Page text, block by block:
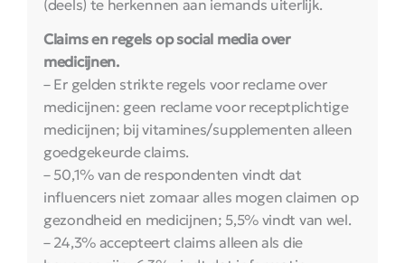
(deels) te herkennen aan iemands uiterlijk.
Claims en regels op social media over
medicijnen.
– Er gelden strikte regels voor reclame over
medicijnen: geen reclame voor receptplichtige
medicijnen; bij vitamines/supplementen alleen
goedgekeurde claims.
– 50,1% van de respondenten vindt dat
influencers niet zomaar alles mogen claimen op
gezondheid en medicijnen; 5,5% vindt van wel.
– 24,3% accepteert claims alleen als die